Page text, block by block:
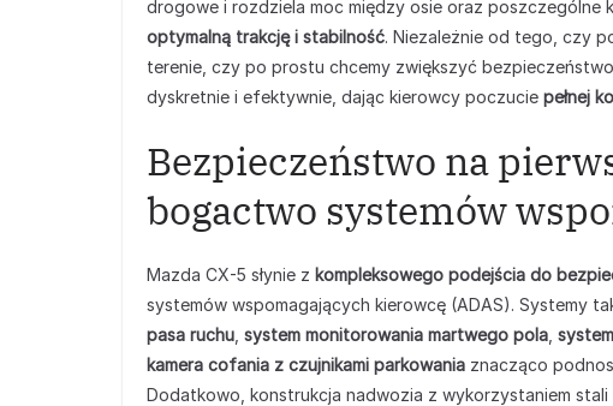
drogowe i rozdziela moc między osie oraz poszczególne
optymalną trakcję i stabilność. Niezależnie od tego, czy
terenie, czy po prostu chcemy zwiększyć
dyskretnie i efektywnie, dając kierowcy poczucie pełnej
Bezpieczeństwo na
bogactwo systemów
Mazda CX-5 słynie z kompleksowego podejścia do
systemów wspomagających kierowcę (ADAS). Systemy
pasa ruchu system monitorowania martwego pola
kamera cofania z czujnikami parkowania znacząco
Dodatkowo, konstrukcja nadwozia z wykorzystaniem